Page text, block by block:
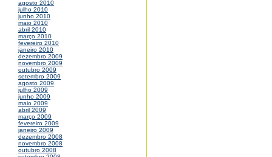
agosto 2010
julho 2010
junho 2010
maio 2010
abril 2010
março 2010
fevereiro 2010
janeiro 2010
dezembro 2009
novembro 2009
outubro 2009
setembro 2009
agosto 2009
julho 2009
junho 2009
maio 2009
abril 2009
março 2009
fevereiro 2009
janeiro 2009
dezembro 2008
novembro 2008
outubro 2008